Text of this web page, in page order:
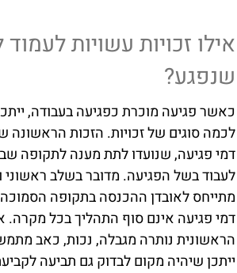
אילו זכויות עשויות
שנפגע?
כאשר פגיעה מוכרת כפגיעה בעבודה,
לכמה סוגים של זכויות. הזכות הראשונה
דמי פגיעה, שנועדו לתת מענה לתקופה
לעבוד בשל הפגיעה. מדובר בשלב
מתייחס לאובדן ההכנסה בתקופה
דמי פגיעה אינם סוף התהליך בכל
הראשונית נותרה מגבלה, נכות, כאב
ייתכן שיהיה מקום לבדוק גם תביעה